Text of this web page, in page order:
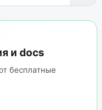
и docs
бесплатные